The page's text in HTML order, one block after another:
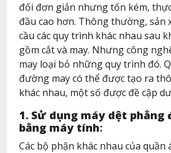
đối đơn giản nhưng tốn kém,
đầu cao hơn. Thông thường, sản
cầu các quy trình khác nhau sau
gồm cắt và may. Nhưng công
may loại bỏ những quy trình đó.
đường may có thể được tạo ra
khác nhau, một số được đề cập
1. Sử dụng máy dệt phẳng
bằng máy tính:
Các bộ phận khác nhau của quần